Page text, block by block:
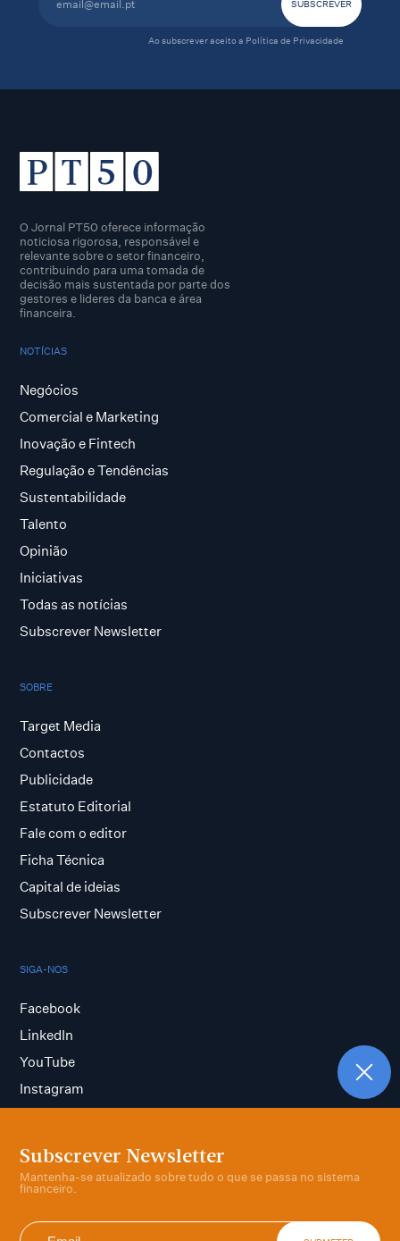
Subscrever Newsletter
Mantenha-se atualizado sobre tudo o que se passa no sistema
financeiro.
Ao subscrever aceito a Política de Privacidade
O Jornal PT50 oferece informação
noticiosa rigorosa, responsável e
relevante sobre o setor financeiro,
contribuindo para uma tomada de
decisão mais sustentada por parte dos
gestores e lideres da banca e área
financeira.
NOTÍCIAS
Negócios
Comercial e Marketing
Inovação e Fintech
Regulação e Tendências
Sustentabilidade
Talento
Opinião
Iniciativas
Todas as notícias
Subscrever Newsletter
SOBRE
Target Media
Contactos
Publicidade
Estatuto Editorial
Fale com o editor
Ficha Técnica
Capital de ideias
Subscrever Newsletter
SIGA-NOS
Facebook
LinkedIn
YouTube
Instagram
Termos e condições
Política de privacidade